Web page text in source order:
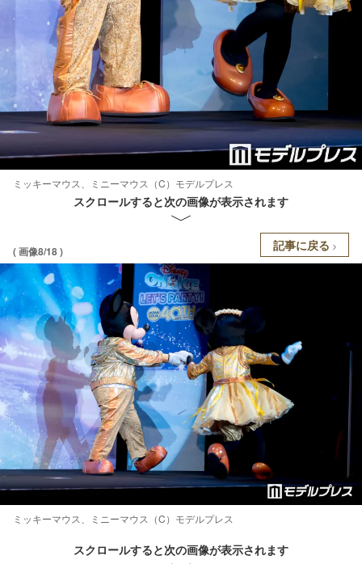
ミッキーマウス、ミニーマウス（C）モデルプレス
スクロールすると次の画像が表示されます
( 画像8/18 ) 記事に戻る
ミッキーマウス、ミニーマウス（C）モデルプレス
スクロールすると次の画像が表示されます